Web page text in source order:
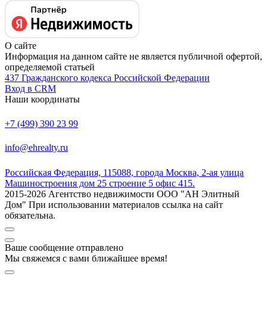
О сайте
Информация на данном сайте не является публичной офертой,
определяемой статьей
437 Гражданского кодекса Российской Федерации
Вход в CRM
Наши координаты
+7 (499) 390 23 99
info@ehrealty.ru
Российская Федерация, 115088, города Москва, 2-ая улица
Машиностроения дом 25 строение 5 офис 415.
2015-2026 Агентство недвижимости ООО "АН Элитный
Дом" При использовании материалов ссылка на сайт
обязательна.
Ваше сообщение отправлено
Мы свяжемся с вами ближайшее время!